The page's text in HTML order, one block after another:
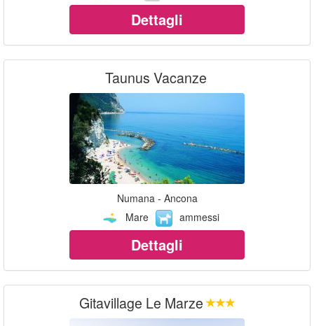
Dettagli
Taunus Vacanze
Numana - Ancona
Mare
ammessi
Dettagli
Gitavillage Le Marze